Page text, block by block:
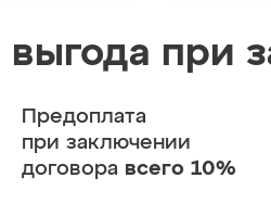
выгода при
Предоплата
при заключении
договора всего 10%